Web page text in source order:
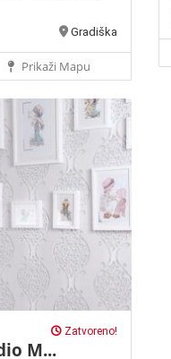
Gradiška
Prikaži Mapu
Zatvoreno!
M...